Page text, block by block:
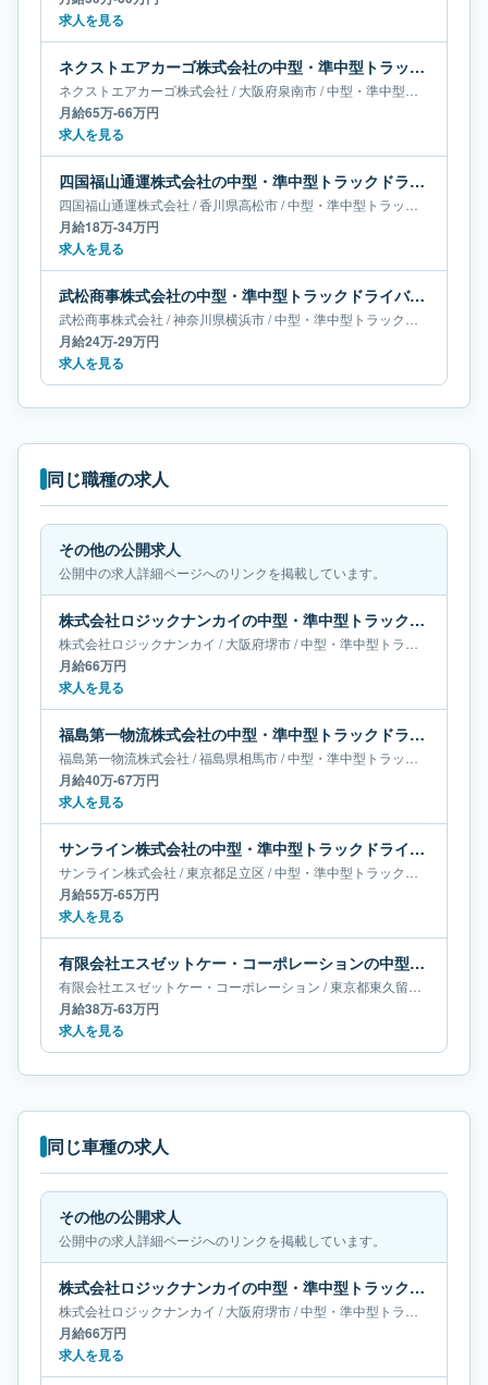
求人を見る
ネクストエアカーゴ株式会社の中型・準中型トラックドライバー求人｜大阪府泉南市｜月給65万-66万円
ネクストエアカーゴ株式会社 /大阪府泉南市/中型・準中型トラックドライバー
月給65万-66万円
求人を見る
四国福山通運株式会社の中型・準中型トラックドライバー求人｜香川県高松市｜月給18万-34万円
四国福山通運株式会社 /香川県高松市/中型・準中型トラックドライバー
月給18万-34万円
求人を見る
武松商事株式会社の中型・準中型トラックドライバー求人｜神奈川県横浜市｜月給24万-29万円
武松商事株式会社 /神奈川県横浜市/中型・準中型トラックドライバー
月給24万-29万円
求人を見る
同じ職種の求人
その他の公開求人
公開中の求人詳細ページへのリンクを掲載しています。
株式会社ロジックナンカイの中型・準中型トラックドライバー求人｜大阪府堺市｜月給66万円
株式会社ロジックナンカイ /大阪府堺市/中型・準中型トラックドライバー
月給66万円
求人を見る
福島第一物流株式会社の中型・準中型トラックドライバー求人｜福島県相馬市｜月給40万-67万円
福島第一物流株式会社 /福島県相馬市/中型・準中型トラックドライバー
月給40万-67万円
求人を見る
サンライン株式会社の中型・準中型トラックドライバー求人｜東京都足立区｜月給55万-65万円
サンライン株式会社 /東京都足立区 /中型・準中型トラックドライバー
月給55万-65万円
求人を見る
有限会社エスゼットケー・コーポレーションの中型・準中型トラックドライバー求人｜東京都東久留米市｜月給38万-63万円
有限会社エスゼットケー・コーポレーション /東京都東久留米市
月給38万-63万円
求人を見る
同じ車種の求人
その他の公開求人
公開中の求人詳細ページへのリンクを掲載しています。
株式会社ロジックナンカイの中型・準中型トラックドライバー求人｜大阪府堺市｜月給66万円
株式会社ロジックナンカイ /大阪府堺市/中型・準中型トラックドライバー
月給66万円
求人を見る